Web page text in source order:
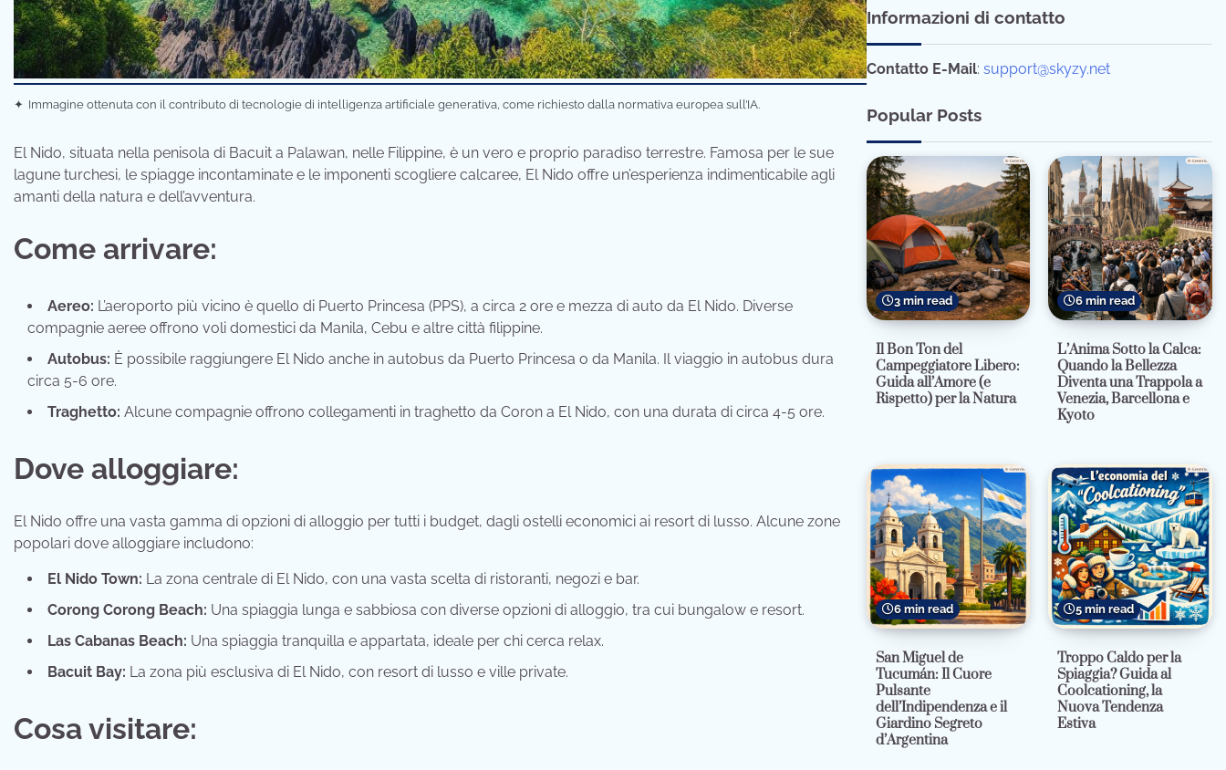
✦ Immagine ottenuta con il contributo di tecnologie di intelligenza artificiale generativa, come richiesto dalla normativa europea sull’IA.
El Nido, situata nella penisola di Bacuit a Palawan, nelle Filippine, è un vero e proprio paradiso terrestre. Famosa per le sue
lagune turchesi, le spiagge incontaminate e le imponenti scogliere calcaree, El Nido offre un’esperienza indimenticabile agli
amanti della natura e dell’avventura.
Come arrivare:
Aereo: L’aeroporto più vicino è quello di Puerto Princesa (PPS), a circa 2 ore e mezza di auto da El Nido. Diverse
compagnie aeree offrono voli domestici da Manila, Cebu e altre città filippine.
Autobus: È possibile raggiungere El Nido anche in autobus da Puerto Princesa o da Manila. Il viaggio in autobus dura
circa 5-6 ore.
Traghetto: Alcune compagnie offrono collegamenti in traghetto da Coron a El Nido, con una durata di circa 4-5 ore.
Dove alloggiare:
El Nido offre una vasta gamma di opzioni di alloggio per tutti i budget, dagli ostelli economici ai resort di lusso. Alcune zone
popolari dove alloggiare includono:
El Nido Town: La zona centrale di El Nido, con una vasta scelta di ristoranti, negozi e bar.
Corong Corong Beach: Una spiaggia lunga e sabbiosa con diverse opzioni di alloggio, tra cui bungalow e resort.
Las Cabanas Beach: Una spiaggia tranquilla e appartata, ideale per chi cerca relax.
Bacuit Bay: La zona più esclusiva di El Nido, con resort di lusso e ville private.
Cosa visitare:
Informazioni di contatto
Contatto E-Mail: support@skyzy.net
Popular Posts
3 min read
Il Bon Ton del
Campeggiatore Libero:
Guida all’Amore (e
Rispetto) per la Natura
6 min read
L’Anima Sotto la Calca:
Quando la Bellezza
Diventa una Trappola a
Venezia, Barcellona e
Kyoto
6 min read
San Miguel de
Tucumán: Il Cuore
Pulsante
dell’Indipendenza e il
Giardino Segreto
d’Argentina
5 min read
Troppo Caldo per la
Spiaggia? Guida al
Coolcationing, la
Nuova Tendenza
Estiva